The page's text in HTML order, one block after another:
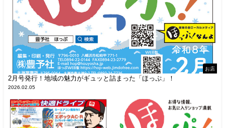
お店
2月号発行！地域の魅力がギュッと詰まった「ほっぷ」！
2026.02.05